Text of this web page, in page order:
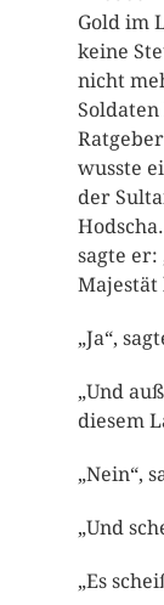
Gold im
keine
nicht
wusste
der
sagte er:
Majestät
„Ja“,
„Und
diesem
„Nein“,
„Und
„Es